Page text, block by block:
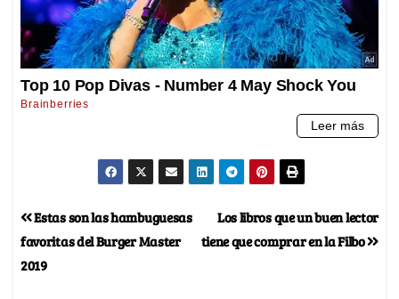
Los libros que un buen lector
tiene que comprar en la Filbo
Estas son las hambuguesas
favoritas del Burger Master
2019